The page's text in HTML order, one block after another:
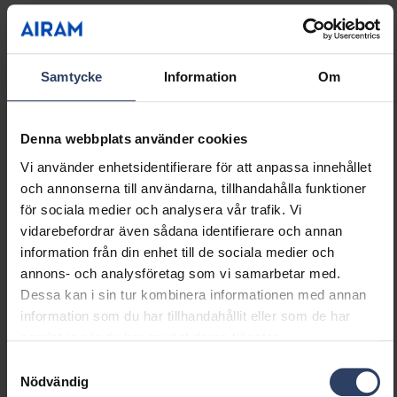
Samtycke Information Om
Denna webbplats använder cookies
Vi använder enhetsidentifierare för att anpassa innehållet
och annonserna till användarna, tillhandahålla funktioner
för sociala medier och analysera vår trafik. Vi
vidarebefordrar även sådana identifierare och annan
information från din enhet till de sociala medier och
annons- och analysföretag som vi samarbetar med.
Dessa kan i sin tur kombinera informationen med annan
information som du har tillhandahållit eller som de har
Nödvändig
Konstant ljusflöde (CLO)
PWM-modulering
Nej
Bluetoothstyrd
Nej
Kompatibel med Apple
Kompatibel med Google
Assistant
Nej
Kompatibel med Amazon
Alexa
Nej
Kompatibel med Casambi
Nej
Med stöd för IFTTT
Nej
Max. antal armaturer per